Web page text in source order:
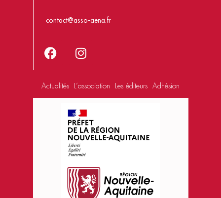
contact@asso-aena.fr
Actualités L’association Les éditeurs Adhésion